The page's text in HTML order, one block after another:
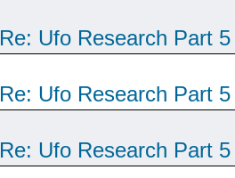
Re: Ufo Research Part 5
Re: Ufo Research Part 5
Re: Ufo Research Part 5